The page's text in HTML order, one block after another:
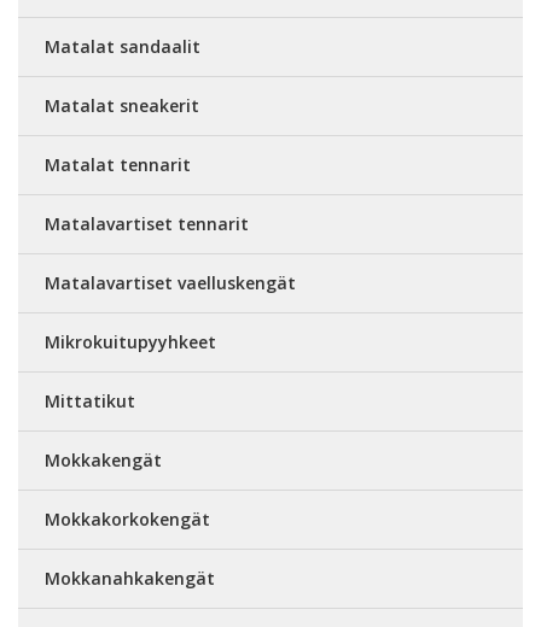
Matalat sandaalit
Matalat sneakerit
Matalat tennarit
Matalavartiset tennarit
Matalavartiset vaelluskengät
Mikrokuitupyyhkeet
Mittatikut
Mokkakengät
Mokkakorkokengät
Mokkanahkakengät